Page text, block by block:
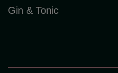
Gin & Tonic